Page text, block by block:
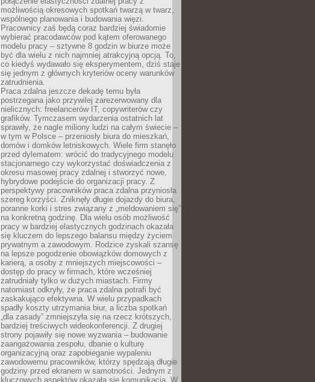
możliwością okresowych spotkań twarzą w twarz,
wspólnego planowania i budowania więzi.
Pracownicy zaś będą coraz bardziej świadomie
wybierać pracodawców pod kątem oferowanego
modelu pracy – sztywne 8 godzin w biurze może
być dla wielu z nich najmniej atrakcyjną opcją. To,
co kiedyś wydawało się eksperymentem, dziś staje
się jednym z głównych kryteriów oceny warunków
zatrudnienia.
Praca zdalna jeszcze dekadę temu była
postrzegana jako przywilej zarezerwowany dla
nielicznych: freelancerów IT, copywriterów czy
grafików. Tymczasem wydarzenia ostatnich lat
sprawiły, że nagle miliony ludzi na całym świecie –
w tym w Polsce – przeniosły biura do mieszkań,
domów i domków letniskowych. Wiele firm stanęło
przed dylematem: wrócić do tradycyjnego modelu
stacjonarnego czy wykorzystać doświadczenia z
okresu masowej pracy zdalnej i stworzyć nowe,
hybrydowe podejście do organizacji pracy. Z
perspektywy pracowników praca zdalna przyniosła
szereg korzyści. Zniknęły długie dojazdy do biura,
poranne korki i stres związany z „meldowaniem się”
na konkretną godzinę. Dla wielu osób możliwość
pracy w bardziej elastycznych godzinach okazała
się kluczem do lepszego balansu między życiem
prywatnym a zawodowym. Rodzice zyskali szansę
na lepsze pogodzenie obowiązków domowych z
karierą, a osoby z mniejszych miejscowości –
dostęp do pracy w firmach, które wcześniej
zatrudniały tylko w dużych miastach. Firmy
natomiast odkryły, że praca zdalna potrafi być
zaskakująco efektywna. W wielu przypadkach
spadły koszty utrzymania biur, a liczba spotkań
„dla zasady” zmniejszyła się na rzecz krótszych,
bardziej treściwych wideokonferencji. Z drugiej
strony pojawiły się nowe wyzwania – budowanie
zaangażowania zespołu, dbanie o kulturę
organizacyjną oraz zapobieganie wypaleniu
zawodowemu pracowników, którzy spędzają długie
godziny przed ekranem w samotności. Jednym z
kluczowych aspektów okazała się komunikacja. W